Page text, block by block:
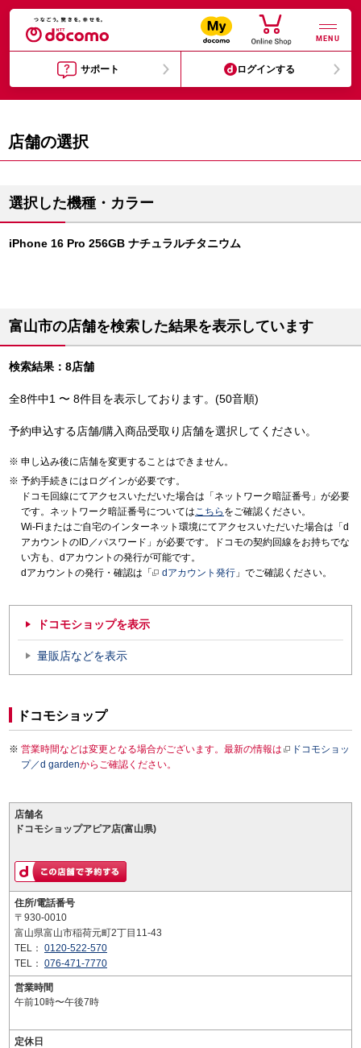
MENU
サポート ログインする
店舗の選択
選択した機種・カラー
iPhone 16 Pro 256GB ナチュラルチタニウム
富山市の店舗を検索した結果を表示しています
検索結果：8店舗
全8件中1 〜 8件目を表示しております。(50音順)
予約申込する店舗/購入商品受取り店舗を選択してください。
申し込み後に店舗を変更することはできません。
予約手続きにはログインが必要です。
ドコモ回線にてアクセスいただいた場合は「ネットワーク暗証番号」が必要
です。ネットワーク暗証番号についてはこちら をご確認ください。
Wi-Fiまたはご自宅のインターネット環境にてアクセスいただいた場合は「d
アカウントのID／パスワード」が必要です。ドコモの契約回線をお持ちでな
い方も、dアカウントの発行が可能です。
dアカウントの発行・確認は「
dアカウント発行 」でご確認ください。
ドコモショップを表示
量販店などを表示
ドコモショップ
営業時間などは変更となる場合がございます。最新の情報は
ドコモショッ
プ／d gardenからご確認ください。
店舗名
ドコモショップアピア店(富山県)
住所/電話番号
〒930-0010
富山県富山市稲荷元町2丁目11-43
TEL： 0120-522-570
TEL： 076-471-7770
営業時間
午前10時〜午後7時
定休日